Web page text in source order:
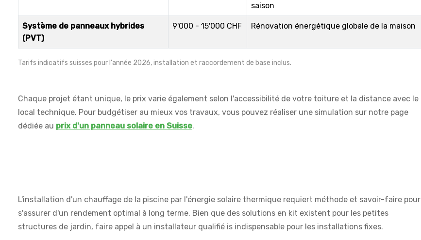
saison
Système de panneaux hybrides
(PVT)
9'000 - 15'000 CHF Rénovation énergétique globale de la maison
Tarifs indicatifs suisses pour l'année 2026, installation et raccordement de base inclus.
Chaque projet étant unique, le prix varie également selon l'accessibilité de votre toiture et la distance avec le
local technique. Pour budgétiser au mieux vos travaux, vous pouvez réaliser une simulation sur notre page
dédiée au prix d'un panneau solaire en Suisse.
L'installation d'un chauffage de la piscine par l'énergie solaire thermique requiert méthode et savoir-faire pour
s'assurer d'un rendement optimal à long terme. Bien que des solutions en kit existent pour les petites
structures de jardin, faire appel à un installateur qualifié is indispensable pour les installations fixes.